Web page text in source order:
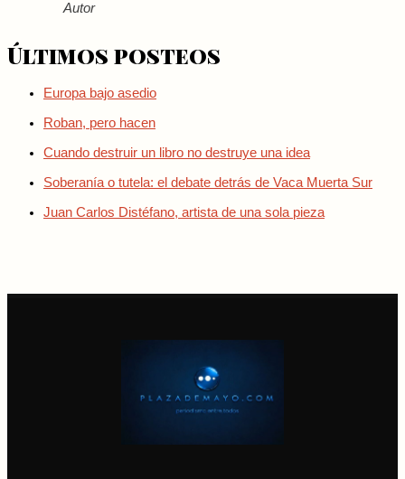
Autor
Últimos posteos
Europa bajo asedio
Roban, pero hacen
Cuando destruir un libro no destruye una idea
Soberanía o tutela: el debate detrás de Vaca Muerta Sur
Juan Carlos Distéfano, artista de una sola pieza